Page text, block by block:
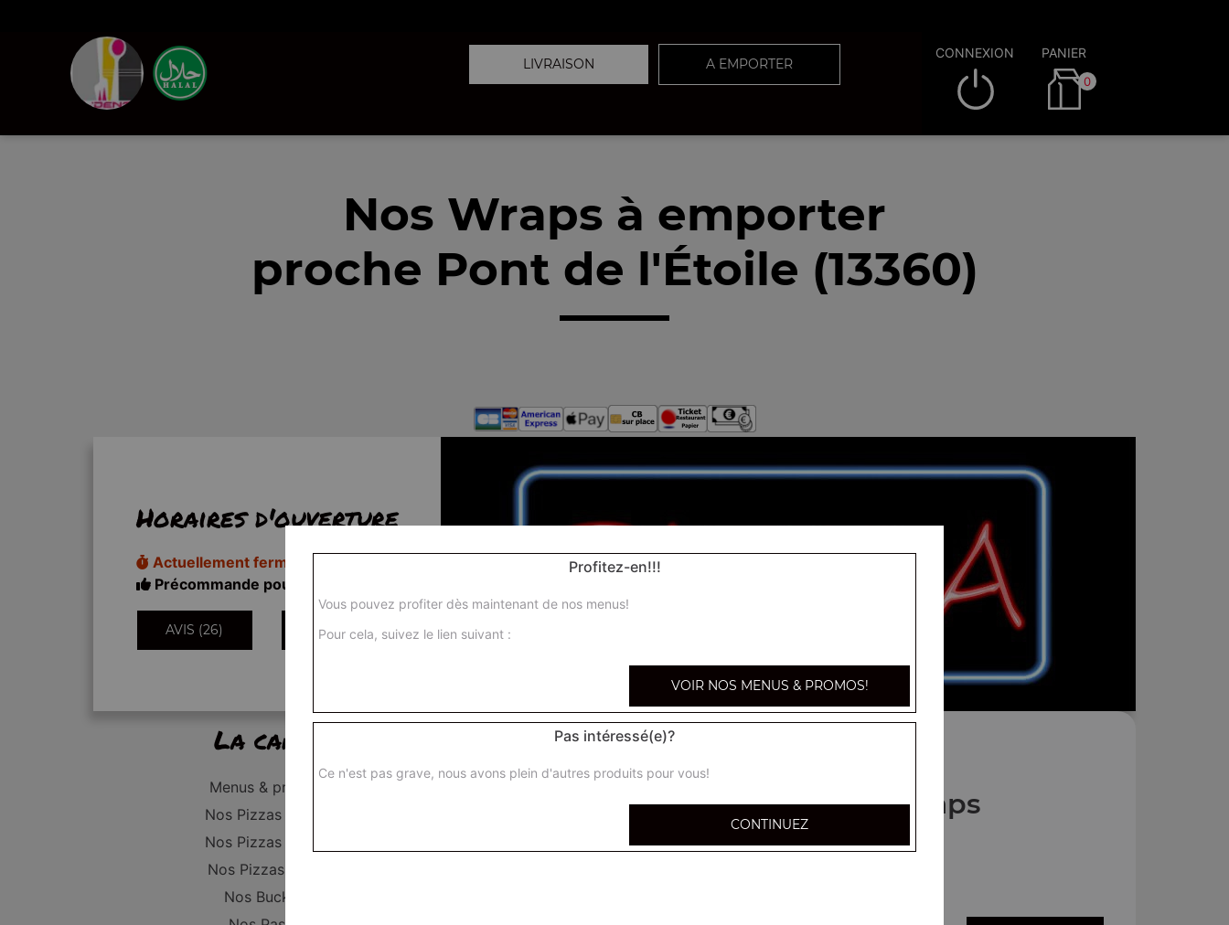
LIVRAISON A EMPORTER
CONNEXION PANIER
0
Nos Wraps à emporter
proche Pont de l'Étoile (13360)
Horaires d'ouverture
Actuellement fermé
Précommande pour 11h50
AVIS (26) INFORMATIONS
La carte
Menus & promos
Nos Pizzas Junior
Nos Pizzas Senior
Nos Pizzas Méga
Nos Buckets
Nos Wraps
Profitez-en!!!
Vous pouvez profiter dès maintenant de nos menus!
Pour cela, suivez le lien suivant :
VOIR NOS MENUS & PROMOS!
Pas intéressé(e)?
Ce n'est pas grave, nous avons plein d'autres produits pour vous!
CONTINUEZ